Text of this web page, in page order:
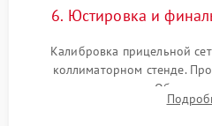
6. Юстировка и
Калибровка прицельной
коллиматорном стенде.
механизма поправок.
ударном стенде для